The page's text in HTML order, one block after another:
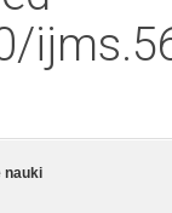
nauki